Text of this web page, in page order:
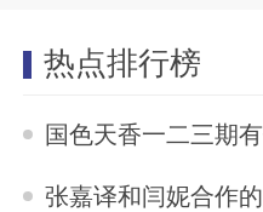
热点排行榜
国色天香一二三期有什么区
张嘉译和闫妮合作的电视剧有哪